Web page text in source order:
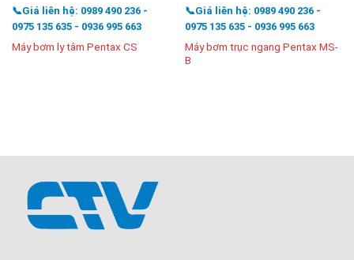
📞Giá liên hệ: 0989 490 236 -
0975 135 635 - 0936 995 663
Máy bơm ly tâm Pentax CS
📞Giá liên hệ: 0989 490 236 -
0975 135 635 - 0936 995 663
Máy bơm trục ngang Pentax MS-
B